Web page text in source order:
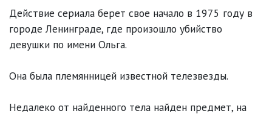
Действие сериала берет свое начало в 1975 году в
городе Ленинграде, где произошло убийство
девушки по имени Ольга.
Она была племянницей известной телезвезды.
Недалеко от найденного тела найден предмет, на